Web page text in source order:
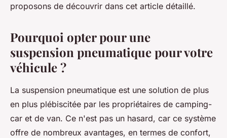
proposons de découvrir dans cet article détaillé.
Pourquoi opter pour une
suspension pneumatique pour votre
véhicule ?
La suspension pneumatique est une solution de plus
en plus plébiscitée par les propriétaires de camping-
car et de van. Ce n'est pas un hasard, car ce système
offre de nombreux avantages, en termes de confort,